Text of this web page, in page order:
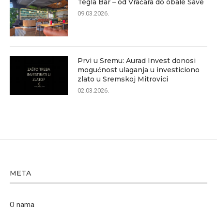
Tegla Bar – od Vračara do obale Save
09.03.2026.
Prvi u Sremu: Aurad Invest donosi
mogućnost ulaganja u investiciono
zlato u Sremskoj Mitrovici
02.03.2026.
META
O nama